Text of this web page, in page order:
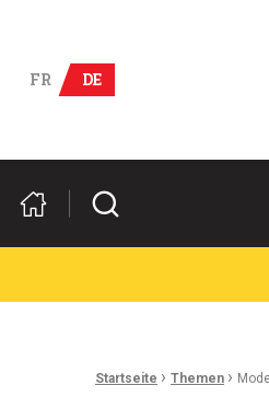
FR
DE
Suchen
Ariadnefaden:
Startseite › Themen ›